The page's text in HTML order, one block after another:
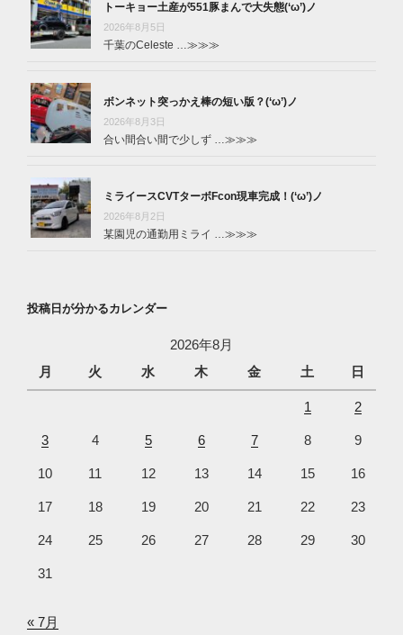
トーキョー土産が551豚まんで大失態(‘ω’)ノ
2026年8月5日
千葉のCeleste …≫≫≫
ボンネット突っかえ棒の短い版？(‘ω’)ノ
2026年8月3日
合い間合い間で少しず …≫≫≫
ミライースCVTターボFcon現車完成！(‘ω’)ノ
2026年8月2日
某園児の通勤用ミライ …≫≫≫
投稿日が分かるカレンダー
2026年8月
月
火 水 木 金 土 日
1 2
3 4 5 6 7 8 9
10 11 12 13 14 15 16
17 18 19 20 21 22 23
24 25 26 27 28 29 30
31
« 7月